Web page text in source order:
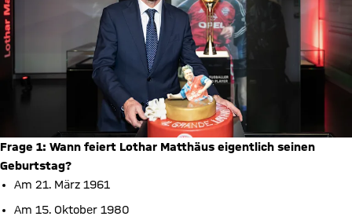
Frage 1: Wann feiert Lothar Matthäus eigentlich seinen
Geburtstag?
Am 21. März 1961
Am 15. Oktober 1980